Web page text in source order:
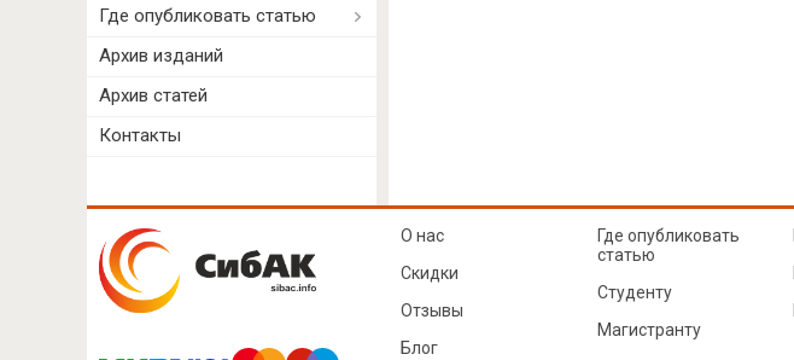
Где опубликовать статью
Архив изданий
Архив статей
Контакты
О нас
Скидки
Отзывы
Блог
Где опубликовать
статью
Студенту
Магистранту